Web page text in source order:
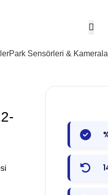
Park Sensörleri &